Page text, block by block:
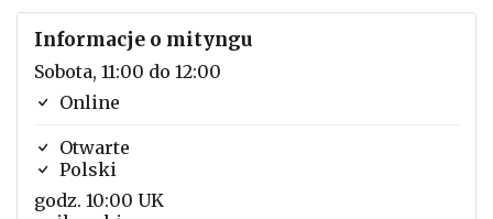
Informacje o mityngu
Sobota, 11:00 do 12:00
Online
Otwarte
Polski
godz. 10:00 UK